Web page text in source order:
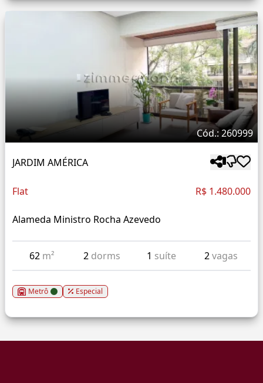
Cód.: 260999
JARDIM AMÉRICA
Flat R$ 1.480.000
Alameda Ministro Rocha Azevedo
62 m² 2 dorms 1 suíte 2vagas
Metrô Especial